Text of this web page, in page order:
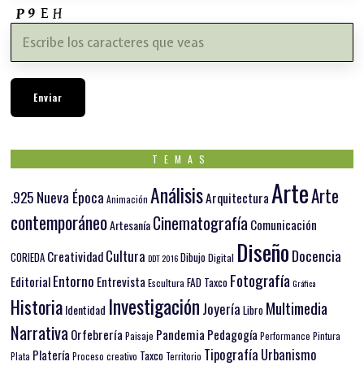
TEMAS
.925 Nueva Época Animación AnálisisArquitecturaArteArte
contemporáneoArtesaníaCinematografíaComunicación
CORIEDA CreatividadCultura DDT 2016 DibujoDigital DiseñoDocencia
EditorialEntorno Entrevista EsculturaFAD Taxco Fotografía Gráfica
HistoriaIdentidad Investigación Joyería Libro Multimedia
NarrativaOrfebrería Paisaje Pandemia Pedagogía Performance Pintura
Plata Platería Proceso creativo Taxco Territorio Tipografía Urbanismo